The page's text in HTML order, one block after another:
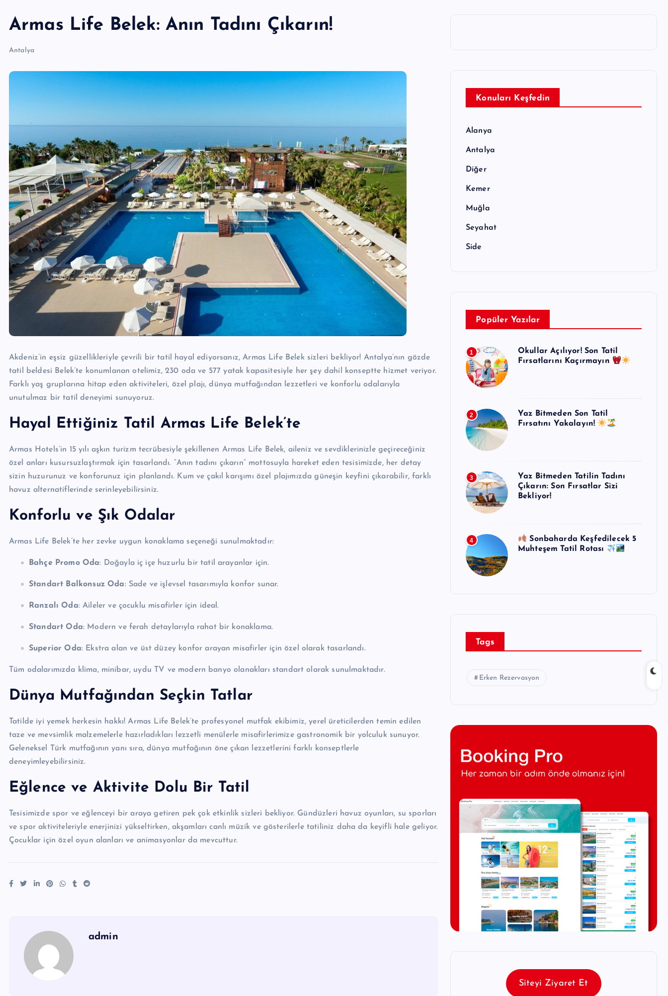
Armas Life Belek: Anın Tadını Çıkarın!
Antalya
Akdeniz’in eşsiz güzellikleriyle çevrili bir tatil hayal ediyorsanız, Armas Life Belek sizleri bekliyor! Antalya’nın gözde
tatil beldesi Belek’te konumlanan otelimiz, 230 oda ve 577 yatak kapasitesiyle her şey dahil konseptte hizmet veriyor.
Farklı yaş gruplarına hitap eden aktiviteleri, özel plajı, dünya mutfağından lezzetleri ve konforlu odalarıyla
unutulmaz bir tatil deneyimi sunuyoruz.
Hayal Ettiğiniz Tatil Armas Life Belek’te
Armas Hotels’in 15 yılı aşkın turizm tecrübesiyle şekillenen Armas Life Belek, aileniz ve sevdiklerinizle geçireceğiniz
özel anları kusursuzlaştırmak için tasarlandı. “Anın tadını çıkarın” mottosuyla hareket eden tesisimizde, her detay
sizin huzurunuz ve konforunuz için planlandı. Kum ve çakıl karışımı özel plajımızda güneşin keyfini çıkarabilir, farklı
havuz alternatiflerinde serinleyebilirsiniz.
Konforlu ve Şık Odalar
Armas Life Belek’te her zevke uygun konaklama seçeneği sunulmaktadır:
Bahçe Promo Oda: Doğayla iç içe huzurlu bir tatil arayanlar için.
Standart Balkonsuz Oda: Sade ve işlevsel tasarımıyla konfor sunar.
Ranzalı Oda: Aileler ve çocuklu misafirler için ideal.
Standart Oda: Modern ve ferah detaylarıyla rahat bir konaklama.
Superior Oda: Ekstra alan ve üst düzey konfor arayan misafirler için özel olarak tasarlandı.
Tüm odalarımızda klima, minibar, uydu TV ve modern banyo olanakları standart olarak sunulmaktadır.
Dünya Mutfağından Seçkin Tatlar
Tatilde iyi yemek herkesin hakkı! Armas Life Belek’te profesyonel mutfak ekibimiz, yerel üreticilerden temin edilen
taze ve mevsimlik malzemelerle hazırladıkları lezzetli menülerle misafirlerimize gastronomik bir yolculuk sunuyor.
Geleneksel Türk mutfağının yanı sıra, dünya mutfağının öne çıkan lezzetlerini farklı konseptlerle
deneyimleyebilirsiniz.
Eğlence ve Aktivite Dolu Bir Tatil
Tesisimizde spor ve eğlenceyi bir araya getiren pek çok etkinlik sizleri bekliyor. Gündüzleri havuz oyunları, su sporları
ve spor aktiviteleriyle enerjinizi yükseltirken, akşamları canlı müzik ve gösterilerle tatiliniz daha da keyifli hale geliyor.
Çocuklar için özel oyun alanları ve animasyonlar da mevcuttur.
admin
Konuları Keşfedin
Alanya
Antalya
Diğer
Kemer
Muğla
Seyahat
Side
Popüler Yazılar
1
Okullar Açılıyor! Son Tatil
Fırsatlarını Kaçırmayın
2
Yaz Bitmeden Son Tatil
Fırsatını Yakalayın!
3
Yaz Bitmeden Tatilin Tadını
Çıkarın: Son Fırsatlar Sizi
Bekliyor!
4
Sonbaharda Keşfedilecek 5
Muhteşem Tatil Rotası
Tags
Erken Rezervasyon
Siteyi Ziyaret Et